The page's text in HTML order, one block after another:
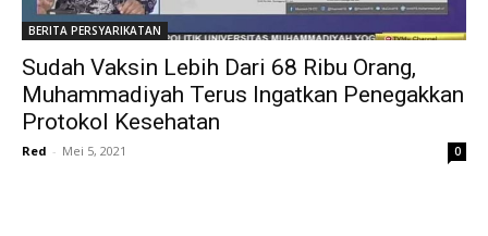
BERITA PERSYARIKATAN
Sudah Vaksin Lebih Dari 68 Ribu Orang,
Muhammadiyah Terus Ingatkan Penegakkan
Protokol Kesehatan
Red - Mei 5, 2021 0